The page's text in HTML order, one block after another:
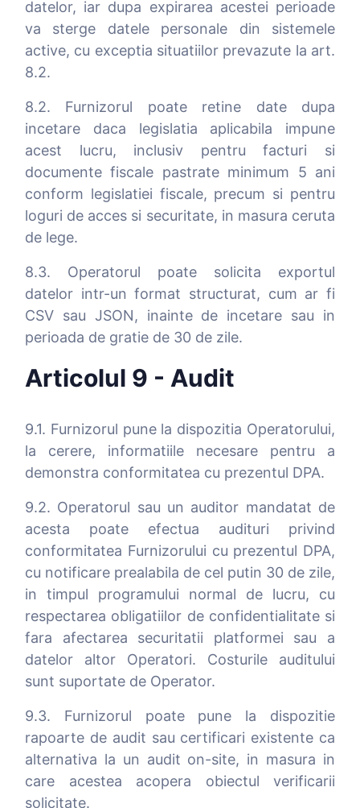
datelor, iar dupa expirarea acestei perioade
va sterge datele personale din sistemele
active, cu exceptia situatiilor prevazute la art.
8.2.
8.2. Furnizorul poate retine date dupa
incetare daca legislatia aplicabila impune
acest lucru, inclusiv pentru facturi si
documente fiscale pastrate minimum 5 ani
conform legislatiei fiscale, precum si pentru
loguri de acces si securitate, in masura ceruta
de lege.
8.3. Operatorul poate solicita exportul
datelor intr-un format structurat, cum ar fi
CSV sau JSON, inainte de incetare sau in
perioada de gratie de 30 de zile.
Articolul 9 - Audit
9.1. Furnizorul pune la dispozitia Operatorului,
la cerere, informatiile necesare pentru a
demonstra conformitatea cu prezentul DPA.
9.2. Operatorul sau un auditor mandatat de
acesta poate efectua audituri privind
conformitatea Furnizorului cu prezentul DPA,
cu notificare prealabila de cel putin 30 de zile,
in timpul programului normal de lucru, cu
respectarea obligatiilor de confidentialitate si
fara afectarea securitatii platformei sau a
datelor altor Operatori. Costurile auditului
sunt suportate de Operator.
9.3. Furnizorul poate pune la dispozitie
rapoarte de audit sau certificari existente ca
alternativa la un audit on-site, in masura in
care acestea acopera obiectul verificarii
solicitate.